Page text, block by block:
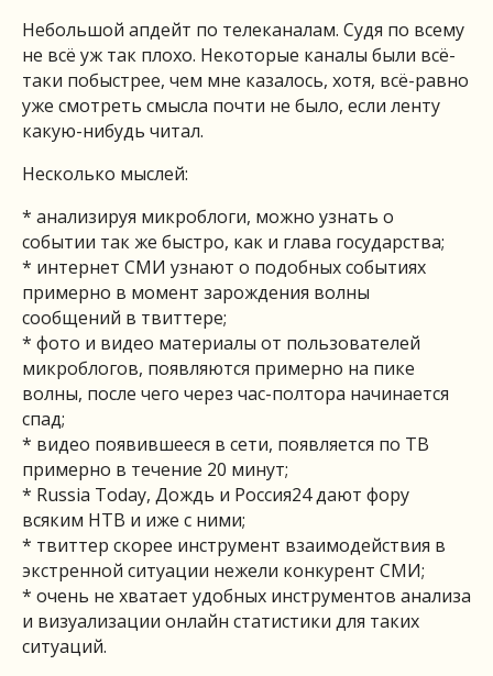
Небольшой апдейт по телеканалам. Судя по всему
не всё уж так плохо. Некоторые каналы были всё-
таки побыстрее, чем мне казалось, хотя, всё-равно
уже смотреть смысла почти не было, если ленту
какую-нибудь читал.
Несколько мыслей:
* анализируя микроблоги, можно узнать о
событии так же быстро, как и глава государства;
* интернет СМИ узнают о подобных событиях
примерно в момент зарождения волны
сообщений в твиттере;
* фото и видео материалы от пользователей
микроблогов, появляются примерно на пике
волны, после чего через час-полтора начинается
спад;
* видео появившееся в сети, появляется по ТВ
примерно в течение 20 минут;
* Russia Today, Дождь и Россия24 дают фору
всяким НТВ и иже с ними;
* твиттер скорее инструмент взаимодействия в
экстренной ситуации нежели конкурент СМИ;
* очень не хватает удобных инструментов анализа
и визуализации онлайн статистики для таких
ситуаций.